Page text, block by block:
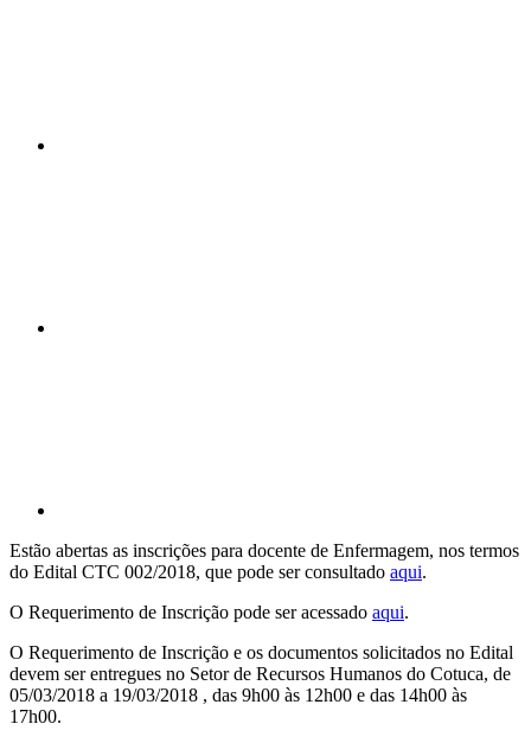
Estão abertas as inscrições para docente de Enfermagem, nos termos
do Edital CTC 002/2018, que pode ser consultado aqui.
O Requerimento de Inscrição pode ser acessado aqui.
O Requerimento de Inscrição e os documentos solicitados no Edital
devem ser entregues no Setor de Recursos Humanos do Cotuca, de
05/03/2018 a 19/03/2018 , das 9h00 às 12h00 e das 14h00 às
17h00.